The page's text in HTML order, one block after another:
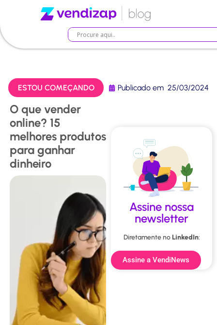
ESTOU COMEÇANDO Publicado em 25/03/2024
O que vender
online? 15
melhores produtos
para ganhar
dinheiro
Assine nossa
newsletter
Diretamente noLinkedIn:
Assine a VendiNews